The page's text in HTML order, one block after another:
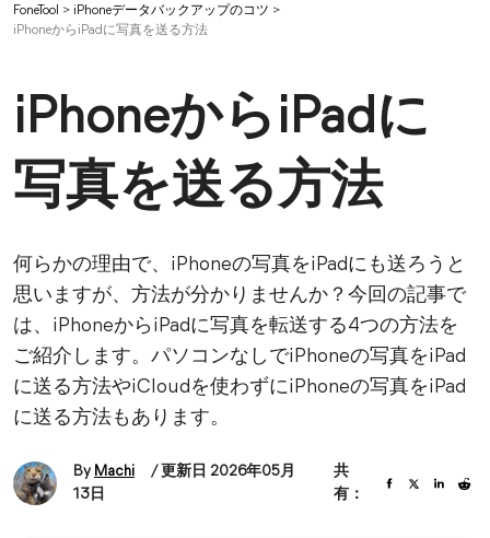
FoneTool > iPhoneデータバックアップのコツ >
iPhoneからiPadに写真を送る方法
iPhoneからiPadに
写真を送る方法
何らかの理由で、iPhoneの写真をiPadにも送ろうと
思いますが、方法が分かりませんか？今回の記事で
は、iPhoneからiPadに写真を転送する4つの方法を
ご紹介します。パソコンなしでiPhoneの写真をiPad
に送る方法やiCloudを使わずにiPhoneの写真をiPad
に送る方法もあります。
By Machi
/ 更新日 2026年05月
13日
共
有：